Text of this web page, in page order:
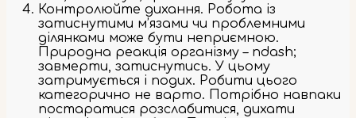
Контролюйте дихання. Робота із
затиснутими м’язами чи проблемними
ділянками може бути неприємною.
Природна реакція організму – ndash;
завмерти, затиснутись. У цьому
затримується і подих. Робити цього
категорично не варто. Потрібно навпаки
постаратися розслабитися, дихати